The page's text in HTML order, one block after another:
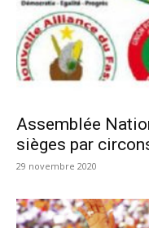
Assemblée
sièges par
29 novembre 2020